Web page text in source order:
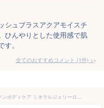
シュプラスアクアモイスチ
ひんやりとした使用感で肌
。
全てのおすすめコメント (1件) >
【ジョンソン&ジョンソン】 ジョンソンボディケア ミネラルジェリーローション 200mL 【化粧品】